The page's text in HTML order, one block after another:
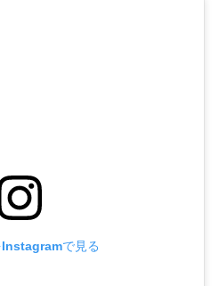
Instagramで見る